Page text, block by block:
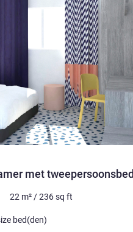
met tweepersoonsbed
22 m²/236sq ft
bed(den)